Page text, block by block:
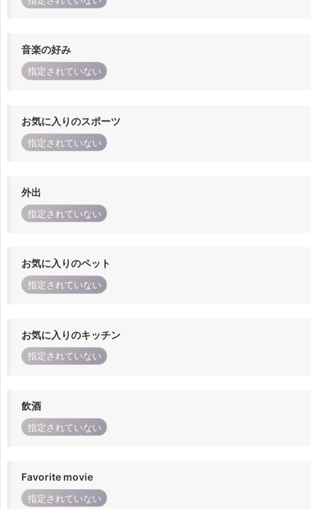
音楽の好み
指定されていない
お気に入りのスポーツ
指定されていない
外出
指定されていない
お気に入りのペット
指定されていない
お気に入りのキッチン
指定されていない
飲酒
指定されていない
Favorite movie
指定されていない